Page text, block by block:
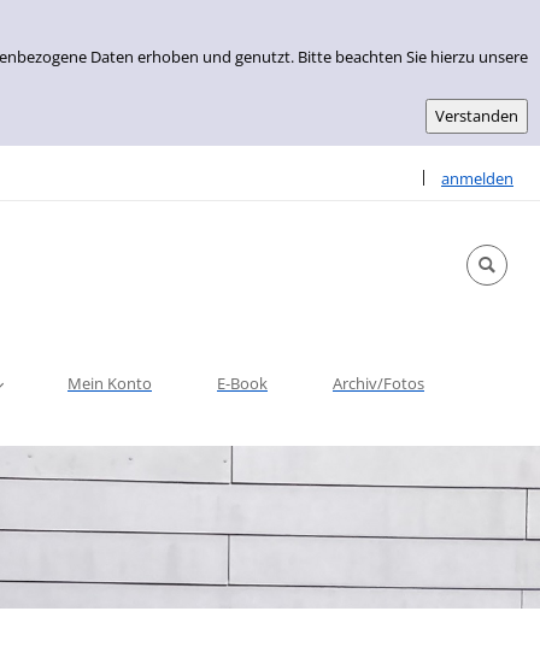
Daten erhoben und genutzt. Bitte beachten Sie hierzu unsere
| anmelden
Sprache
Mein Konto E-Book Archiv/Fotos